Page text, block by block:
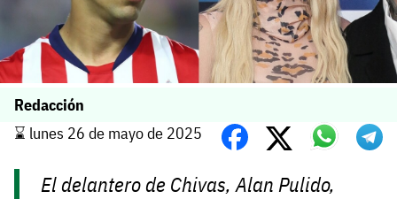
Redacción
⌛️ lunes 26 de mayo de 2025
El delantero de Chivas, Alan Pulido,